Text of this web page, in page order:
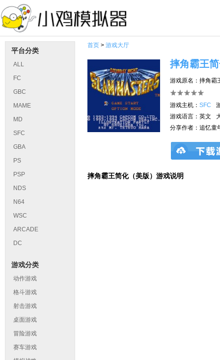
平台分类
ALL
FC
GBC
MAME
MD
SFC
GBA
PS
PSP
NDS
N64
WSC
ARCADE
DC
游戏分类
动作游戏
格斗游戏
射击游戏
桌面游戏
冒险游戏
赛车游戏
首页 > 游戏大厅
摔角霸王
游戏原名：摔角霸
游戏主机： SFC
游戏语言：英文
分享作者：追忆童
摔角霸王简化（美版）游戏说明